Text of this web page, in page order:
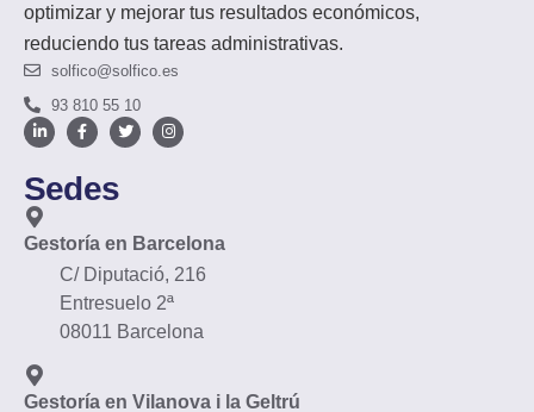
optimizar y mejorar tus resultados económicos,
reduciendo tus tareas administrativas.
solfico@solfico.es
93 810 55 10
Sedes
Gestoría en Barcelona
C/ Diputació, 216
Entresuelo 2ª
08011 Barcelona
Gestoría en Vilanova i la Geltrú